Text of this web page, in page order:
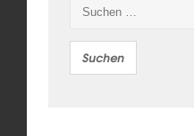
nach: